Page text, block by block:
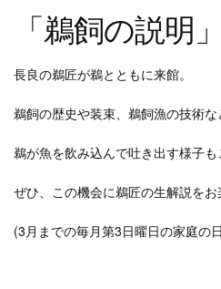
「鵜飼の説明
長良の鵜匠が鵜とともに来館。
鵜飼の歴史や装束、鵜飼漁の技術な
鵜が魚を飲み込んで吐き出す様子も
ぜひ、この機会に鵜匠の生解説をお
(3月までの毎月第3日曜日の家庭の